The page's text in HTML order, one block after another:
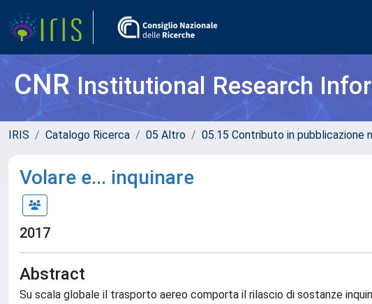
CNRInstitutional Research
IRIS Catalogo Ricerca 05 Altro 05.15 Contributo in pubblicazione
Volare e... inquinare
2017
Abstract
Su scala globale il trasporto aereo comporta il rilascio di sostanze